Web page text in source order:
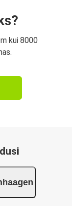
kui 8000